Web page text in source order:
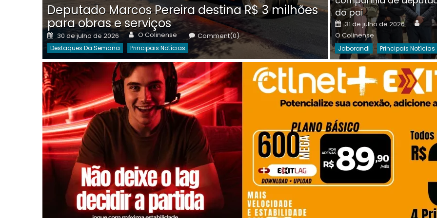
Deputado Marcos Pereira destina R$ 3 milhões
para obras e serviços
Posted
on
30 de julho de 2026 Author
O Colinense Comment(0)
Destaques Da Semana Principais Notícias
on
30 de julho de 2026 O
Destaques Da Semana
do pai
Posted
on
31 de julho de 2026
O Colinense
Jaborandi Principais Notícias